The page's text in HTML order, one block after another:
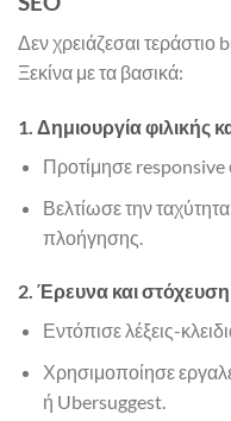
Δεν χρειάζεσαι τεράστιο
Ξεκίνα με τα βασικά:
1. Δημιουργία φιλικής
Προτίμησε responsive
Βελτίωσε την
πλοήγησης.
2. Έρευνα και
Εντόπισε λέξεις-
Χρησιμοποίησε
ή Ubersuggest.